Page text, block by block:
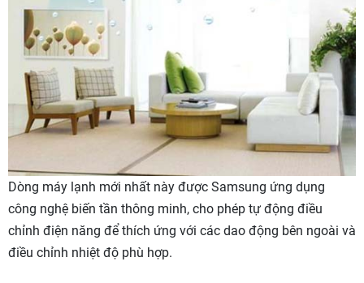
Dòng máy lạnh mới nhất này được Samsung ứng dụng
công nghệ biến tần thông minh, cho phép tự động điều
chỉnh điện năng để thích ứng với các dao động bên ngoài và
điều chỉnh nhiệt độ phù hợp.